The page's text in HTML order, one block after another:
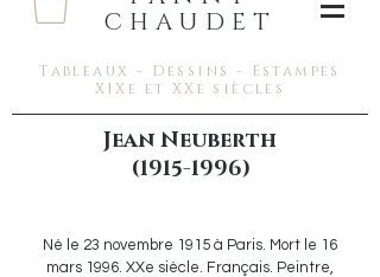
CHAUDET
Tableaux - Dessins - Estampes
XIXe et XXe siècles
Jean Neuberth
(1915-1996)
Né le 23 novembre 1915 à Paris. Mort le 16
mars 1996. XXe siècle. Français. Peintre,